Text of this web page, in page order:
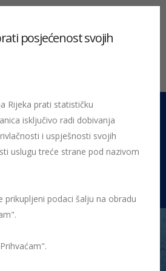
Rijeka
se biti član
posjećenost svojih
Rijeka prati statističku
isključivo radi dobivanja
i uspješnosti svojih
uslugu treće strane pod nazivom
prikupljeni podaci šalju na obradu